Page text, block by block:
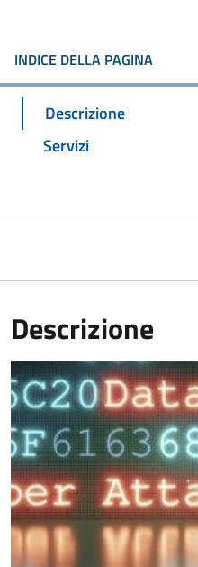
INDICE DELLA PAGINA
Descrizione
Servizi
Descrizione